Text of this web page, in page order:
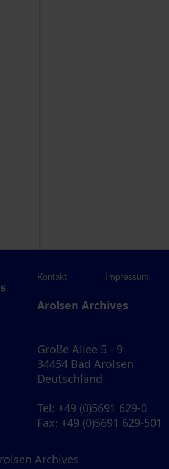
Kontakt Impressum
Arolsen Archives
Große Allee 5 - 9
34454 Bad Arolsen
Deutschland
Tel: +49 (0)5691 629-0
Fax: +49 (0)5691 629-501
Archives